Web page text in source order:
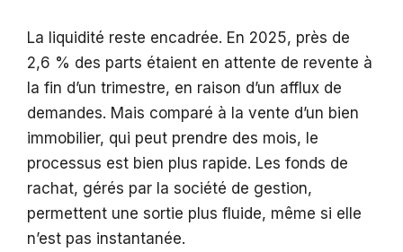
La liquidité reste encadrée. En 2025, près de
2,6 % des parts étaient en attente de revente à
la fin d’un trimestre, en raison d’un afflux de
demandes. Mais comparé à la vente d’un bien
immobilier, qui peut prendre des mois, le
processus est bien plus rapide. Les fonds de
rachat, gérés par la société de gestion,
permettent une sortie plus fluide, même si elle
n’est pas instantanée.